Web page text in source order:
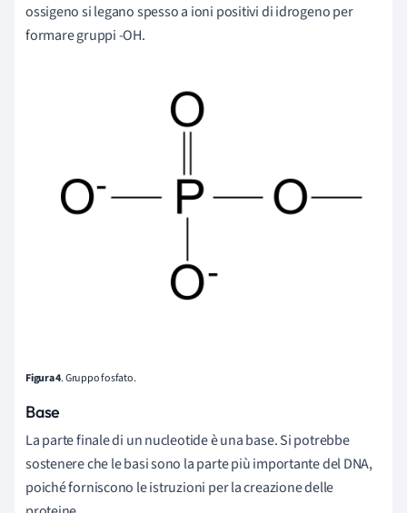
ossigeno si legano spesso a ioni positivi di idrogeno per
formare gruppi -OH.
Figura 4. Gruppo fosfato.
Base
La parte finale di un nucleotide è una base. Si potrebbe
sostenere che le basi sono la parte più importante del DNA,
poiché forniscono le istruzioni per la creazione delle